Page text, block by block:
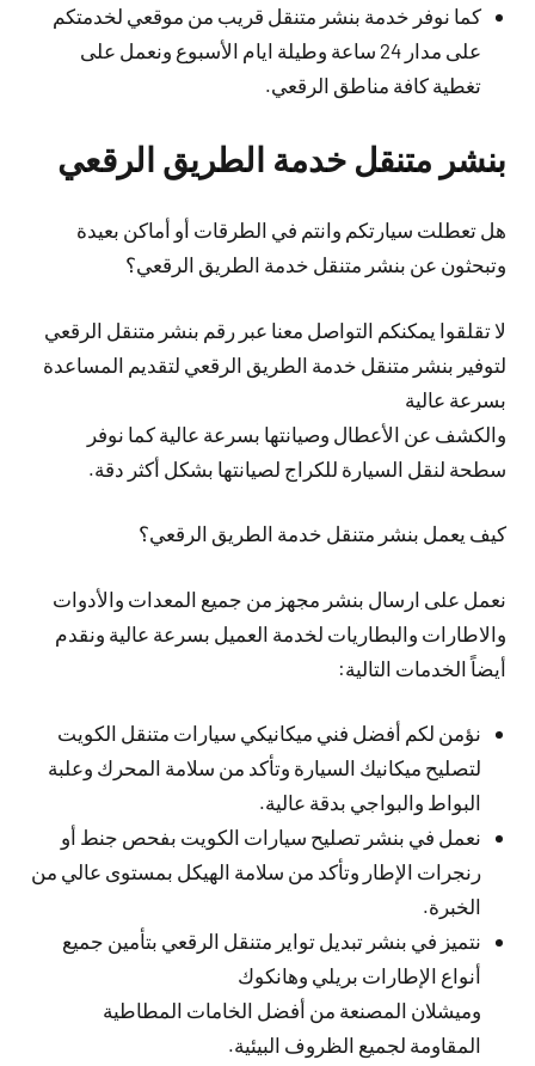
كما نوفر خدمة بنشر متنقل قريب من موقعي لخدمتكم
على مدار 24 ساعة وطيلة ايام الأسبوع ونعمل على
تغطية كافة مناطق الرقعي.
بنشر متنقل خدمة الطريق الرقعي
هل تعطلت سيارتكم وانتم في الطرقات أو أماكن بعيدة
وتبحثون عن بنشر متنقل خدمة الطريق الرقعي؟
لا تقلقوا يمكنكم التواصل معنا عبر رقم بنشر متنقل الرقعي
لتوفير بنشر متنقل خدمة الطريق الرقعي لتقديم المساعدة
بسرعة عالية
والكشف عن الأعطال وصيانتها بسرعة عالية كما نوفر
سطحة لنقل السيارة للكراج لصيانتها بشكل أكثر دقة.
كيف يعمل بنشر متنقل خدمة الطريق الرقعي؟
نعمل على ارسال بنشر مجهز من جميع المعدات والأدوات
والاطارات والبطاريات لخدمة العميل بسرعة عالية ونقدم
أيضاً الخدمات التالية:
نؤمن لكم أفضل فني ميكانيكي سيارات متنقل الكويت
لتصليح ميكانيك السيارة وتأكد من سلامة المحرك وعلبة
البواط والبواجي بدقة عالية.
نعمل في بنشر تصليح سيارات الكويت بفحص جنط أو
رنجرات الإطار وتأكد من سلامة الهيكل بمستوى عالي من
الخبرة.
نتميز في بنشر تبديل تواير متنقل الرقعي بتأمين جميع
أنواع الإطارات بريلي وهانكوك
وميشلان المصنعة من أفضل الخامات المطاطية
المقاومة لجميع الظروف البيئية.